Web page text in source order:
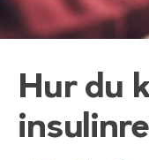
Hur du